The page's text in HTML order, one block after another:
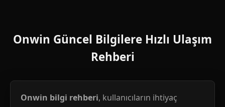
Onwin Güncel Bilgilere Hızlı Ulaşım
Rehberi
Onwin bilgi rehberi, kullanıcıların ihtiyaç